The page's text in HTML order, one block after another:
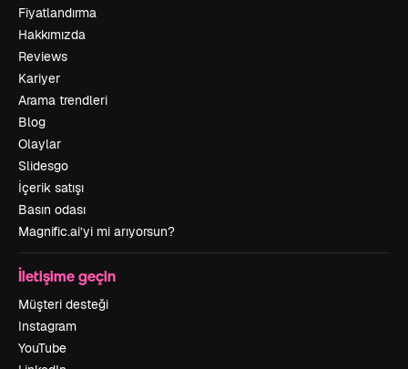
Fiyatlandırma
Hakkımızda
Reviews
Kariyer
Arama trendleri
Blog
Olaylar
Slidesgo
İçerik satışı
Basın odası
Magnific.ai’yi mi arıyorsun?
İletişime geçin
Müşteri desteği
Instagram
YouTube